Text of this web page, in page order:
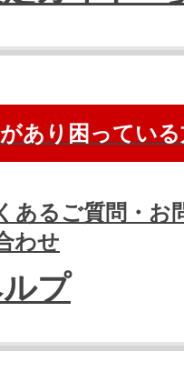
あり困っている
あるご質問・お
わせ
プ